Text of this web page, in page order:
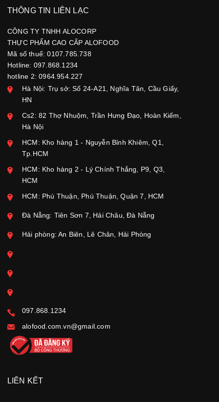
THÔNG TIN LIÊN LẠC
CÔNG TY TNHH ALOCORP
THỰC PHẨM CAO CẤP ALOFOOD
Mã số thuế: 0107.785.738
Hotline: 097.868.1234
hotline 2: 0964.954.227
Hà Nội: Trụ sở: Số 24-A21, Nghĩa Tân, Cầu Giấy,
HN
Cs2: 82 Thợ Nhuộm, Trần Hưng Đạo, Hoàn Kiếm,
Hà Nội
HCM: Kho hàng 1 - Nguyễn Bỉnh Khiêm, Q1,
Tp.HCM
HCM: Kho hàng 2 - Lý Chính Thắng, P9, Q3,
HCM
HCM: Phú Thuận, Phú Thuận, Quận 7, HCM
Đà Nẵng: Tiên Sơn 7, Hải Châu, Đà Nẵng
Hải phòng: An Biên, Lê Chân, Hải Phòng
097.868.1234
alofood.com.vn@gmail.com
LIÊN KẾT